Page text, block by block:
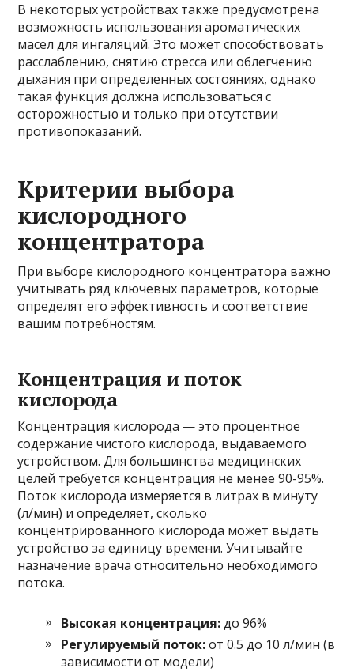
В некоторых устройствах также предусмотрена
возможность использования ароматических
масел для ингаляций. Это может способствовать
расслаблению, снятию стресса или облегчению
дыхания при определенных состояниях, однако
такая функция должна использоваться с
осторожностью и только при отсутствии
противопоказаний.
Критерии выбора
кислородного
концентратора
При выборе кислородного концентратора важно
учитывать ряд ключевых параметров, которые
определят его эффективность и соответствие
вашим потребностям.
Концентрация и поток
кислорода
Концентрация кислорода — это процентное
содержание чистого кислорода, выдаваемого
устройством. Для большинства медицинских
целей требуется концентрация не менее 90-95%.
Поток кислорода измеряется в литрах в минуту
(л/мин) и определяет, сколько
концентрированного кислорода может выдать
устройство за единицу времени. Учитывайте
назначение врача относительно необходимого
потока.
Высокая концентрация:до 96%
Регулируемый поток:от 0.5 до 10 л/мин (в
зависимости от модели)